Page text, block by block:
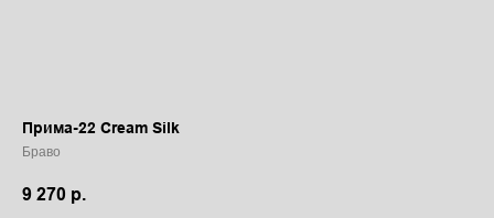
Прима-22 Cream Silk
Браво
9 270 р.